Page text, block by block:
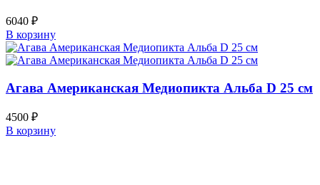
6040 ₽
В корзину
Агава Американская Медиопикта Альба D 25 см
4500 ₽
В корзину